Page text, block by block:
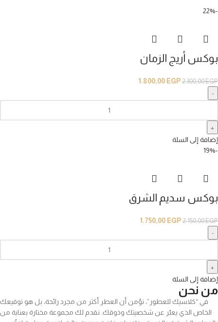
-22%
بوكس أريج الزمان
2.300,00EGP
1.800,00 EGP
إضافة إلى السلة
-19%
بوكس سديم الشرق
2.150,00EGP
1.750,00 EGP
إضافة إلى السلة
من نحن
في “كلاسيك للعطور”، نؤمن أن العطر أكثر من مجرد رائحة، بل هو توقيعك
الخاص الذي يعبّر عن شخصيتك وذوقك. نقدم لك مجموعة مختارة بعناية من